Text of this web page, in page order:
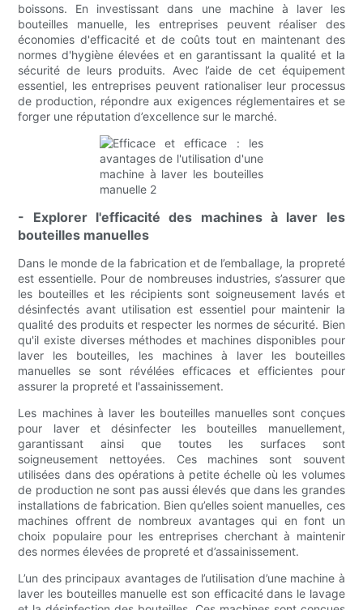
boissons. En investissant dans une machine à laver les
bouteilles manuelle, les entreprises peuvent réaliser des
économies d'efficacité et de coûts tout en maintenant des
normes d'hygiène élevées et en garantissant la qualité et la
sécurité de leurs produits. Avec l’aide de cet équipement
essentiel, les entreprises peuvent rationaliser leur processus
de production, répondre aux exigences réglementaires et se
forger une réputation d’excellence sur le marché.
- Explorer l'efficacité des machines à laver les
bouteilles manuelles
Dans le monde de la fabrication et de l’emballage, la propreté
est essentielle. Pour de nombreuses industries, s’assurer que
les bouteilles et les récipients sont soigneusement lavés et
désinfectés avant utilisation est essentiel pour maintenir la
qualité des produits et respecter les normes de sécurité. Bien
qu'il existe diverses méthodes et machines disponibles pour
laver les bouteilles, les machines à laver les bouteilles
manuelles se sont révélées efficaces et efficientes pour
assurer la propreté et l'assainissement.
Les machines à laver les bouteilles manuelles sont conçues
pour laver et désinfecter les bouteilles manuellement,
garantissant ainsi que toutes les surfaces sont
soigneusement nettoyées. Ces machines sont souvent
utilisées dans des opérations à petite échelle où les volumes
de production ne sont pas aussi élevés que dans les grandes
installations de fabrication. Bien qu’elles soient manuelles, ces
machines offrent de nombreux avantages qui en font un
choix populaire pour les entreprises cherchant à maintenir
des normes élevées de propreté et d’assainissement.
L’un des principaux avantages de l’utilisation d’une machine à
laver les bouteilles manuelle est son efficacité dans le lavage